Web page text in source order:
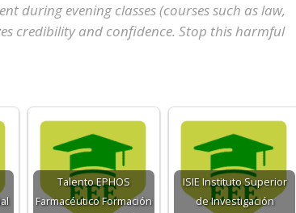
during evening classes (courses such as law,
credibility and confidence. Stop this harmful
Talento EPHOS
Farmacéutico Formación
ISIE Instituto Superior
de Investigación